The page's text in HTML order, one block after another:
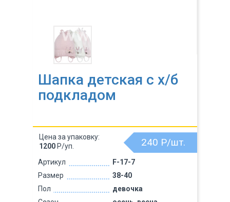
Шапка детская с х/б
подкладом
Артикул
F-17-7
Размер
38-40
Пол
девочка
240 Р/шт.
Цена за упаковку:
1200 Р/уп.